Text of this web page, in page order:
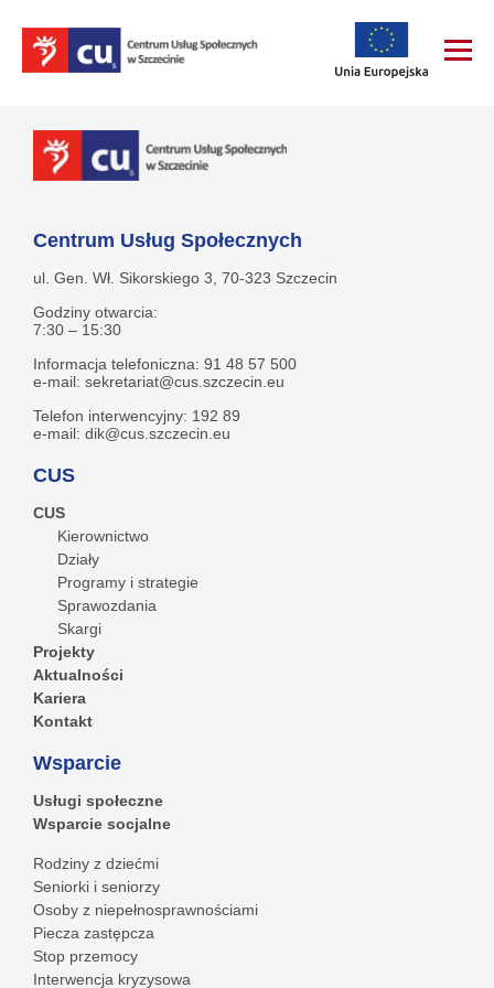
Centrum Usług Społecznych
ul. Gen. Wł. Sikorskiego 3, 70-323 Szczecin
Godziny otwarcia:
7:30 – 15:30
Informacja telefoniczna: 91 48 57 500
e-mail: sekretariat@cus.szczecin.eu
Telefon interwencyjny: 192 89
e-mail: dik@cus.szczecin.eu
CUS
CUS
Kierownictwo
Działy
Programy i strategie
Sprawozdania
Skargi
Projekty
Aktualności
Kariera
Kontakt
Wsparcie
Usługi społeczne
Wsparcie socjalne
Rodziny z dziećmi
Seniorki i seniorzy
Osoby z niepełnosprawnościami
Piecza zastępcza
Stop przemocy
Interwencja kryzysowa